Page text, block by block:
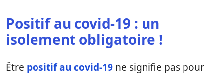
Positif au covid-19 : un
isolement obligatoire !
Être positif au covid-19 ne signifie pas pour